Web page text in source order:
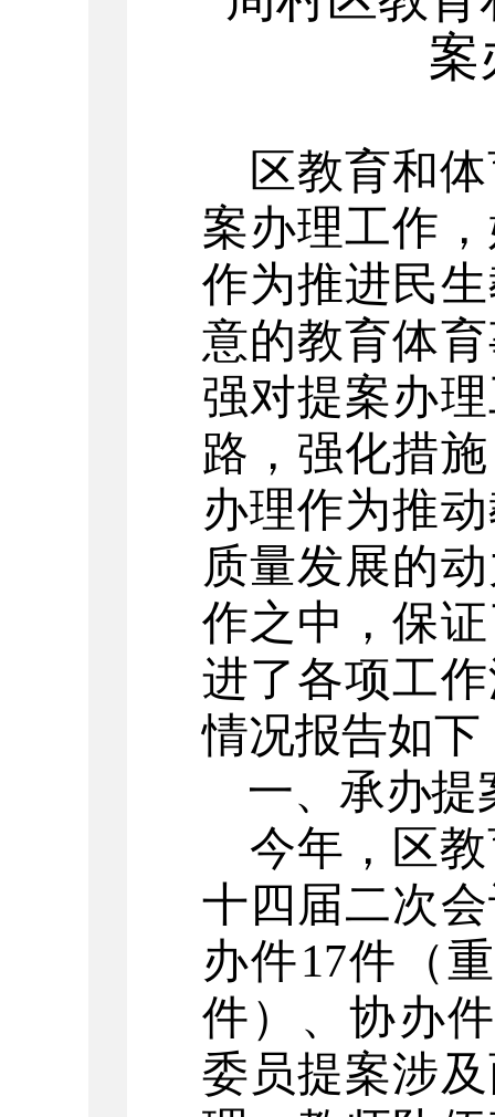
案
区教育和
案办理工作
作为推进民
意的教育体
强对提案办
路，强化措
办理作为推
质量发展的
作之中，保
进了各项工
情况报告如下
一、 承办提
今年，区
十四届二次
办件17件（
件）、协办
委员提案涉